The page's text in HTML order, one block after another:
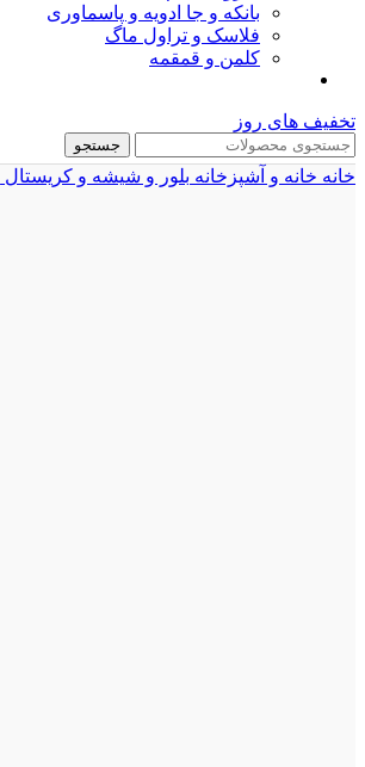
بانکه و جا ادویه و پاسماوری
فلاسک و تراول ماگ
کلمن و قمقمه
تخفیف های روز
جستجو
خانه خانه و آشپزخانه بلور و شیشه و کریستال